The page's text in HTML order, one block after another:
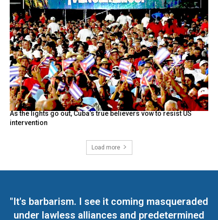
As the lights go out, Cuba’s true believers vow to resist US
intervention
Load more
"It's barbarism. I see it coming masqueraded
under lawless alliances and predetermined